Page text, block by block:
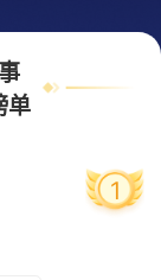
、北京景运银川
族自治区婚姻家
碑、用户认可
师，排名不分先
的！
单
1